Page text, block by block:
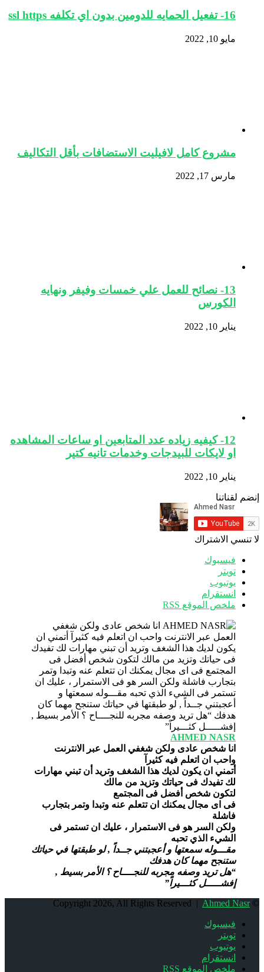
16- تفعيل الحمايه للدومين بدون اي تكلفه ssl https
مايو 10, 2022
مشروع كامل لافيليت الاستضافات بأقل التكاليف
مارس 17, 2022
13- نصائح للعمل علي خمسات وفيفر ونهايه
الكورس
يناير 10, 2022
12- كيفيه زياده عدد المتابعين او ساعات المشاهده
او لايكات للبيدجات وخدمات تانيه كتير
يناير 10, 2022
إنضم لقناتنا
لا تنسي الاشتراك
فيسبوك
تويتر
يوتيوب
انستقرام
ملخص الموقع RSS
AHMED NASR
انا شخص عادى ولكن شغفي العمل عبر الانترنت
واحب ان اتعلم فيه كثيرآ
أتمني ان يكون لديك هذا الشغف وتريد أن تبني مهارات
لك تفيدك فى حياتك وتزيد من مالك
لتكون شخص أفضل فى المجتمع
فى اى مجال يمكنك ان تتعلم عنه وتبدا وتمر بتجارب
فاشلة
ولكن السر هو فى الاستمرار ، عليك ان تستمر فى
الشيء الذي تحبه
مقـــوله سمعتها و أعجبتني جــداً , لو طبقتها في حياتك
ستنجح مهما كان هدفك
“هل تريد وصفه مجربه للنجــــاح ؟ الأمر بسيط ,
إفشـــــل كثـــيراً”
© Copyright 2026, All Rights Reserved |
Ahmed Nasr
فيسبوك
تويتر
يوتيوب
انستقرام
ملخص الموقع RSS